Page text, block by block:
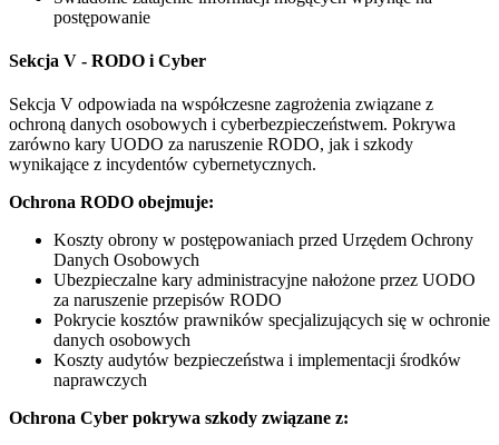
postępowanie
Sekcja V - RODO i Cyber
Sekcja V odpowiada na współczesne zagrożenia związane z
ochroną danych osobowych i cyberbezpieczeństwem. Pokrywa
zarówno kary UODO za naruszenie RODO, jak i szkody
wynikające z incydentów cybernetycznych.
Ochrona RODO obejmuje:
Koszty obrony w postępowaniach przed Urzędem Ochrony
Danych Osobowych
Ubezpieczalne kary administracyjne nałożone przez UODO
za naruszenie przepisów RODO
Pokrycie kosztów prawników specjalizujących się w ochronie
danych osobowych
Koszty audytów bezpieczeństwa i implementacji środków
naprawczych
Ochrona Cyber pokrywa szkody związane z: